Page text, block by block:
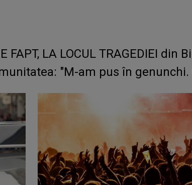
FAPT, LA LOCUL TRAGEDIEI
"M-am pus în